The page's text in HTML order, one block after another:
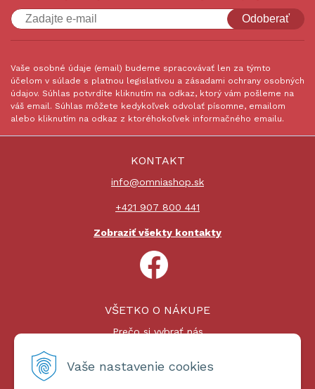
Vaše nastavenie cookies
Odoberať
Vaše osobné údaje (email) budeme spracovávať len za týmto
účelom v súlade s platnou legislatívou a zásadami ochrany osobných
údajov. Súhlas potvrdíte kliknutím na odkaz, ktorý vám pošleme na
váš email. Súhlas môžete kedykoľvek odvolať písomne, emailom
alebo kliknutím na odkaz z ktoréhokoľvek informačného emailu.
KONTAKT
info@omniashop.sk
+421 907 800 441
Zobraziť všekty kontakty
VŠETKO O NÁKUPE
Prečo si vybrať nás
Platby a doprava